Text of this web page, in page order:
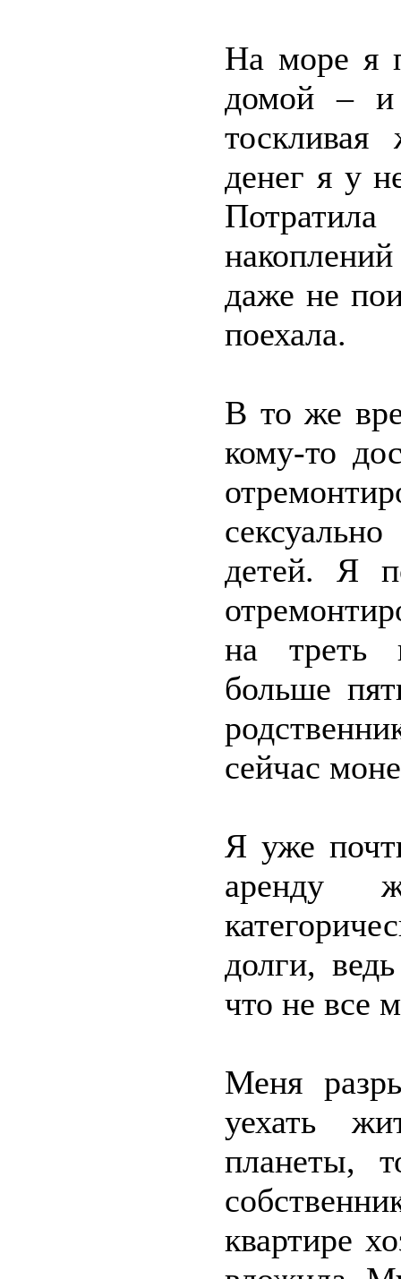
На море я
домой – и
денег я у
даже не
поехала.
В то же
кому-то
детей. Я
на треть
больше
сейчас
Я уже
аренду
долги,
что не все
Меня
уехать
планеты,
квартире